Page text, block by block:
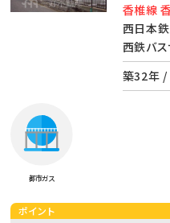
香椎線
西日本
西鉄バ
築32年 /
都市ガス
ポイント